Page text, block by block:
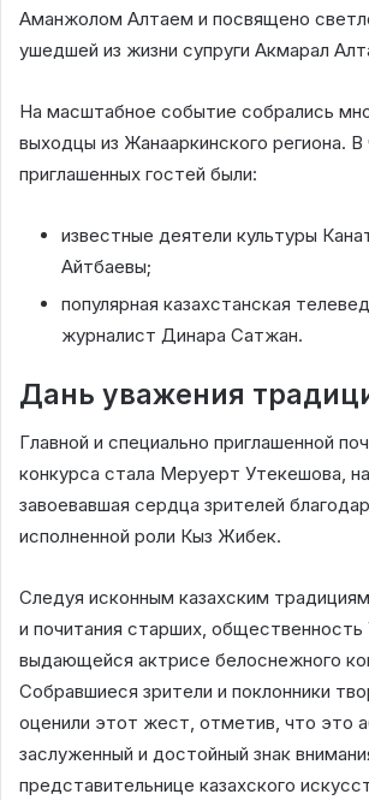
Аманжолом Алтаем и посвящено
ушедшей из жизни супруги Акмарал
На масштабное событие собрались
выходцы из Жанааркинского региона. В
приглашенных гостей были:
известные деятели культуры
Айтбаевы;
популярная казахстанская
журналист Динара Сатжан.
Дань уважения
Главной и специально приглашенной
конкурса стала Меруерт Утекешова,
завоевавшая сердца зрителей
исполненной роли Кыз Жибек.
Следуя исконным казахским
и почитания старших, общественность
выдающейся актрисе белоснежного
Собравшиеся зрители и поклонники
оценили этот жест, отметив, что это
заслуженный и достойный знак
представительнице казахского